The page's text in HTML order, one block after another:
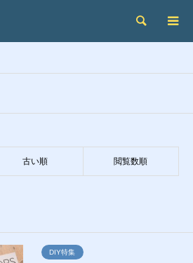
検索
古い順 閲覧数順
DIY特集